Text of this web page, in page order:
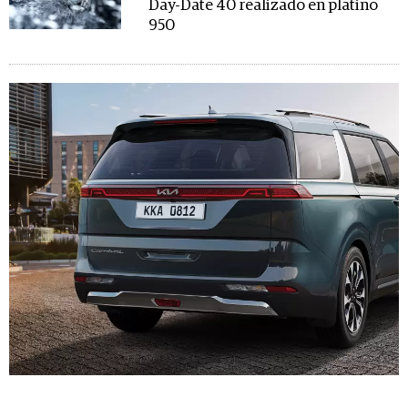
Day-Date 40 realizado en platino
950